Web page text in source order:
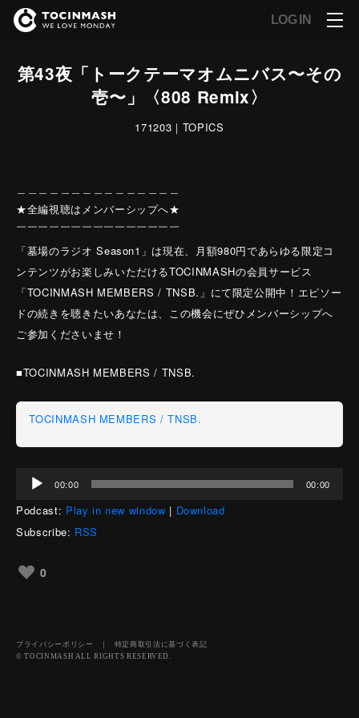
LOG IN
第43夜「トークテーマオムニバス〜その
壱〜」〈808 Remix〉
171203｜TOPICS
★全編視聴はメンバーシップへ★
￣￣￣￣￣￣￣￣￣￣￣￣￣￣￣
「墓場のラジオ Season1」は現在、月額980円であらゆる限定コ
ンテンツがお楽しみいただけるTOCINMASHの会員サービス
「TOCINMASH MEMBERS / TNSB.」にて限定公開中！エピソー
ドの続きを聴きたいあなたは、この機会にぜひメンバーシップへ
ご参加くださいませ！
■TOCINMASH MEMBERS / TNSB.
TOCINMASH MEMBERS / TNSB.
プ
レ
ヤ
00:00 00:00
Podcast: Play in new window | Download
Subscribe: RSS
0
プライバシーポリシー ｜ 特定商取引法に基づく表記
© TOCINMASH ALL RIGHTS RESERVED.